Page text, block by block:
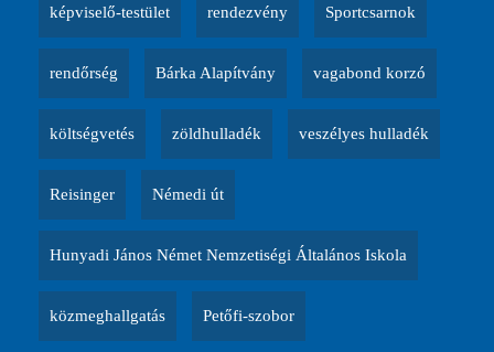
képviselő-testület rendezvény Sportcsarnok
rendőrség Bárka Alapítvány vagabond korzó
költségvetés zöldhulladék veszélyes hulladék
Reisinger Némedi út
Hunyadi János Német Nemzetiségi Általános Iskola
közmeghallgatás Petőfi-szobor